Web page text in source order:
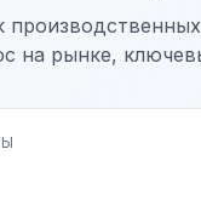
на рынке,